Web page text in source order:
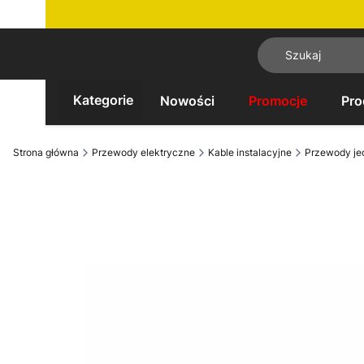
Kategorie Nowości Promocje
Strona główna Przewody elektryczne Kable instalacyjne Przewody